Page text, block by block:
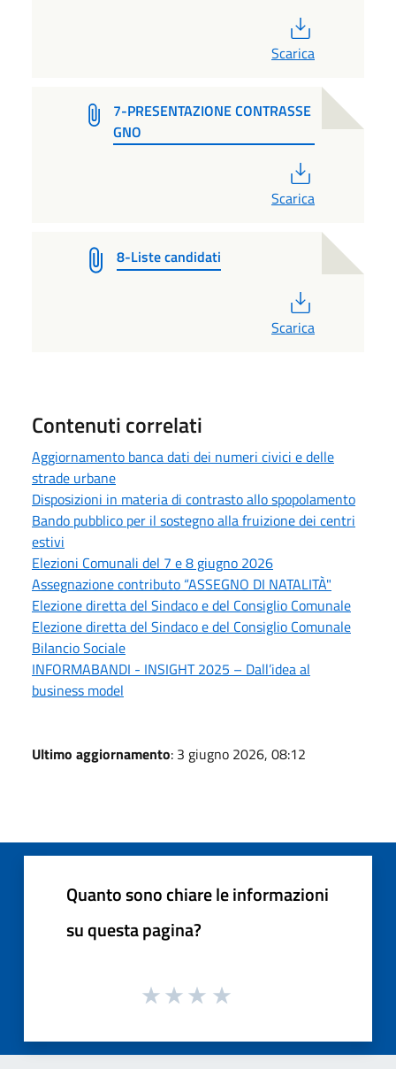
Scarica
7-PRESENTAZIONE CONTRASSE
GNO
Scarica
8-Liste candidati
Scarica
Contenuti correlati
Aggiornamento banca dati dei numeri civici e delle
strade urbane
Disposizioni in materia di contrasto allo spopolamento
Bando pubblico per il sostegno alla fruizione dei centri
estivi
Elezioni Comunali del 7 e 8 giugno 2026
Assegnazione contributo “ASSEGNO DI NATALITÀ"
Elezione diretta del Sindaco e del Consiglio Comunale
Elezione diretta del Sindaco e del Consiglio Comunale
Bilancio Sociale
INFORMABANDI - INSIGHT 2025 – Dall’idea al
business model
Ultimo aggiornamento: 3 giugno 2026, 08:12
Quanto sono chiare le informazioni
su questa pagina?